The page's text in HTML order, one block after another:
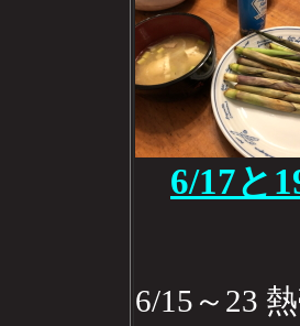
6/17と
6/15～23